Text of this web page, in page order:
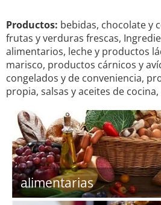
Productos: bebidas, chocolate y
frutas y verduras frescas,
alimentarios, leche y productos
marisco, productos cárnicos y
congelados y de conveniencia,
propia, salsas y aceites de
alimentarias